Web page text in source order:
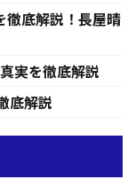
徹底解説！長屋晴
実を徹底解説
底解説